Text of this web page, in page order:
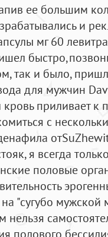
ее большим
и
мг 60
так и было,
для мужчин
приливает к
с
я всегда
половые
"сугубо мужской
полового